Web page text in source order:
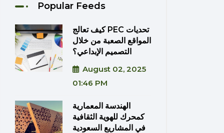
Popular Feeds
كيف تعالج PEC تحديات
المواقع الصعبة من خلال
التصميم الإبداعي؟
August 02, 2025
01:46 PM
الهندسة المعمارية
كمحرك للهوية الثقافية
في المشاريع السعودية